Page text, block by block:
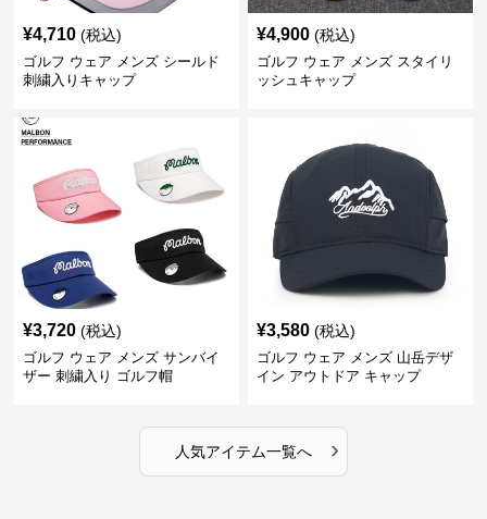
¥4,710 (税込)
ゴルフ ウェア メンズ シールド
刺繍入りキャップ
¥4,900 (税込)
ゴルフ ウェア メンズ スタイリ
ッシュキャップ
¥3,720 (税込)
ゴルフ ウェア メンズ サンバイ
ザー 刺繍入り ゴルフ帽
¥3,580 (税込)
ゴルフ ウェア メンズ 山岳デザ
イン アウトドア キャップ
人気アイテム一覧へ ›